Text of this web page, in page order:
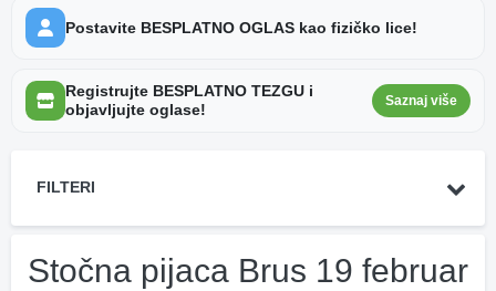
Postavite BESPLATNO OGLAS kao fizičko lice!
Registrujte BESPLATNO TEZGU i
objavljujte oglase!
Saznaj više
FILTERI
Stočna pijaca Brus 19 februar